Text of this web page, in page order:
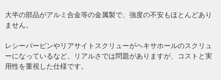
大半の部品がアルミ合金等の金属製で、強度の不安もほとんどあり
ません。
レシーバーピンやリアサイトスクリューがヘキサホールのスクリュ
ーになっているなど、リアルさでは問題がありますが、コストと実
用性を重視した仕様です。